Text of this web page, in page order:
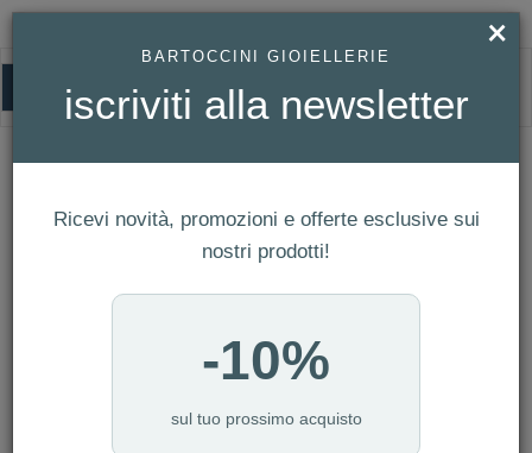
HOMEPAGE GIOVANNI RASPINI - BANGLE SILK GRANDE REF. 11389
Giovanni Raspini - Bangle Silk Grande
Ref. 11389
×
BARTOCCINI GIOIELLERIE
iscriviti alla newsletter
Ricevi novità, promozioni e offerte esclusive sui
nostri prodotti!
-10%
sul tuo prossimo acquisto